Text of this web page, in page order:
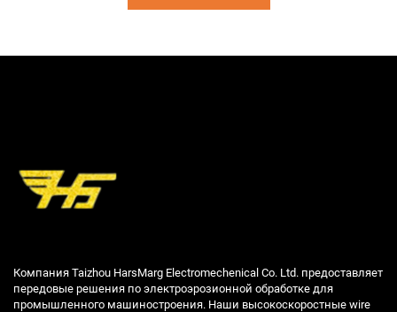
Компания Taizhou HarsMarg Electromechenical Co. Ltd. предоставляет
передовые решения по электроэрозионной обработке для
промышленного машиностроения. Наши высокоскоростные wire